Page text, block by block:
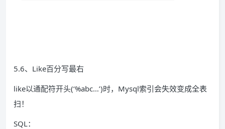
5.6、Like百分写最右
like以通配符开头(‘%abc…’)时，Mysql索引会失效变成全表
扫！
SQL：